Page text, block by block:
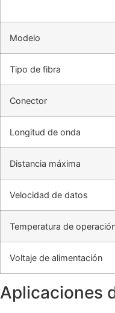
Modelo
Tipo de fibra
Conector
Longitud de onda
Distancia máxima
Velocidad de datos
Temperatura de
Voltaje de alimentación
Aplicaciones